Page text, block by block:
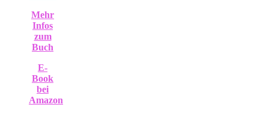
Mehr
Infos
zum
Buch
E-
Book
bei
Amazon